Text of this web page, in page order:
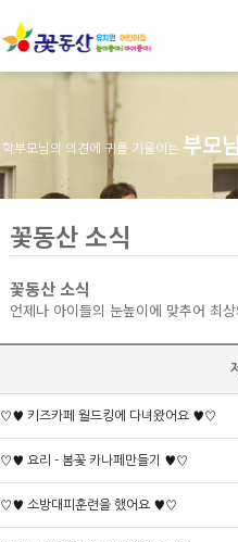
학부모님의 의견에 귀를 기울이는 부모
꽃동산 소식
꽃동산 소식
언제나 아이들의 눈높이에 맞추어 최
♡♥ 키즈카페 월드킹에 다녀왔어요 ♥♡
♡♥ 요리 - 봄꽃 카나페만들기 ♥♡
♡♥ 소방대피훈련을 했어요 ♥♡